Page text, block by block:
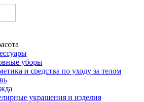
уборы
и средства по уходу за телом
украшения и изделия